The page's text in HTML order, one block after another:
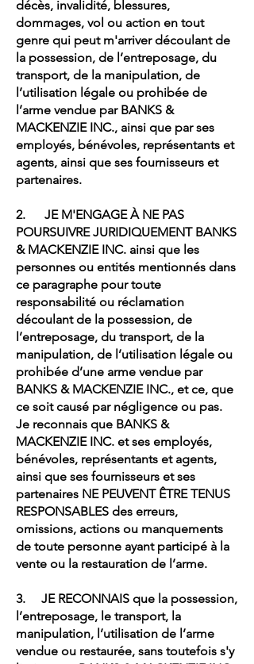
décès, invalidité, blessures,
dommages, vol ou action en tout
genre qui peut m'arriver découlant de
la possession, de l’entreposage, du
transport, de la manipulation, de
l’utilisation légale ou prohibée de
l’arme vendue par BANKS &
MACKENZIE INC., ainsi que par ses
employés, bénévoles, représentants et
agents, ainsi que ses fournisseurs et
partenaires.
2. JE M'ENGAGE À NE PAS
POURSUIVRE JURIDIQUEMENT BANKS
& MACKENZIE INC. ainsi que les
personnes ou entités mentionnés dans
ce paragraphe pour toute
responsabilité ou réclamation
découlant de la possession, de
l’entreposage, du transport, de la
manipulation, de l’utilisation légale ou
prohibée d’une arme vendue par
BANKS & MACKENZIE INC., et ce, que
ce soit causé par négligence ou pas.
Je reconnais que BANKS &
MACKENZIE INC. et ses employés,
bénévoles, représentants et agents,
ainsi que ses fournisseurs et ses
partenaires NE PEUVENT ÊTRE TENUS
RESPONSABLES des erreurs,
omissions, actions ou manquements
de toute personne ayant participé à la
vente ou la restauration de l’arme.
3. JE RECONNAIS que la possession,
l’entreposage, le transport, la
manipulation, l’utilisation de l’arme
vendue ou restaurée, sans toutefois s'y